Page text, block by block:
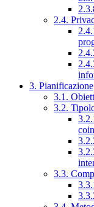
2.4.
3.
3.1.
3.2.
3.3.